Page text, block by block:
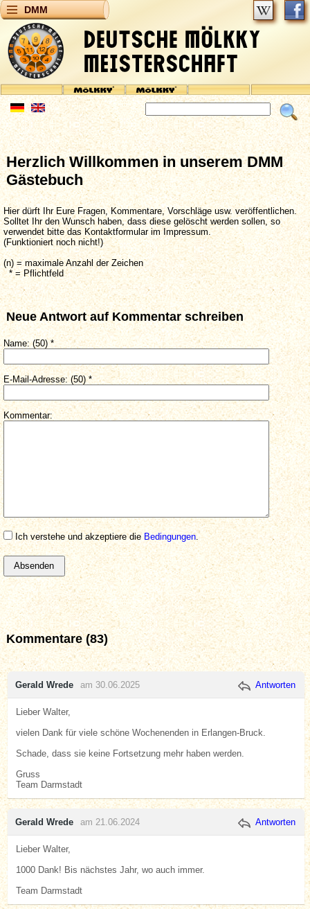
DMM
Herzlich Willkommen in unserem DMM
Gästebuch
Hier dürft Ihr Eure Fragen, Kommentare, Vorschläge usw. veröffentlichen.
Solltet Ihr den Wunsch haben, dass diese gelöscht werden sollen, so
verwendet bitte das Kontaktformular im Impressum.
(Funktioniert noch nicht!)
(n) = maximale Anzahl der Zeichen
* = Pflichtfeld
Neue Antwort auf Kommentar schreiben
Name: (50) *
E-Mail-Adresse: (50) *
Kommentar:
Ich verstehe und akzeptiere die Bedingungen.
Kommentare (83)
Gerald Wrede am 30.06.2025 Antworten
Lieber Walter,
vielen Dank für viele schöne Wochenenden in Erlangen-Bruck.
Schade, dass sie keine Fortsetzung mehr haben werden.
Gruss
Team Darmstadt
Gerald Wrede am 21.06.2024 Antworten
Lieber Walter,
1000 Dank! Bis nächstes Jahr, wo auch immer.
Team Darmstadt